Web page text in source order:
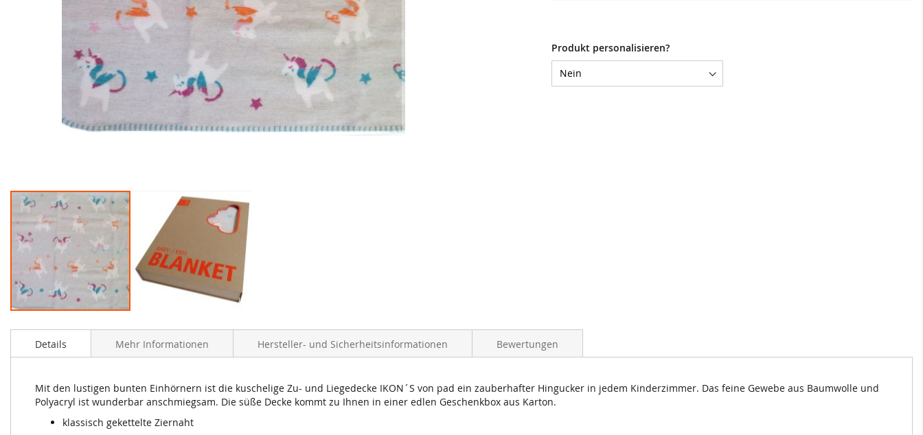
Produkt personalisieren?
Anfang
Bildergalerie
Details
Mit den lustigen bunten Einhörnern ist die kuschelige Zu- und Liegedecke IKON´S von pad ein zauberhafter Hingucker in jedem Kinderzimmer. Das feine Gewebe aus Baumwolle und
Polyacryl ist wunderbar anschmiegsam. Die süße Decke kommt zu Ihnen in einer edlen Geschenkbox aus Karton.
klassisch gekettelte Ziernaht
Mehr Informationen Hersteller- und Sicherheitsinformationen Bewertungen